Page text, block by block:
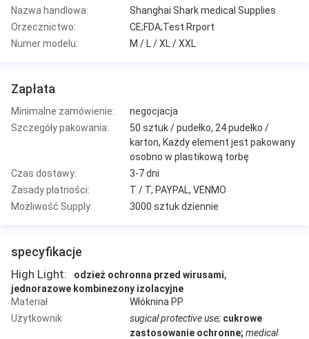
Nazwa handlowa:
Shanghai Shark medical Supplies
Orzecznictwo:
CE;FDA;Test Rrport
Numer modelu:
M / L / XL / XXL
Zapłata
Minimalne zamówienie:
negocjacja
Szczegóły pakowania:
50 sztuk / pudełko, 24 pudełko /
karton, Każdy element jest pakowany
osobno w plastikową torbę
Czas dostawy:
3-7 dni
Zasady płatności:
T / T, PAYPAL, VENMO
Możliwość Supply:
3000 sztuk dziennie
specyfikacje
High Light: odzież ochronna przed wirusami,
jednorazowe kombinezony izolacyjne
Materiał
Włóknina PP
Użytkownik
sugical protective use; cukrowe
zastosowanie ochronne; medical